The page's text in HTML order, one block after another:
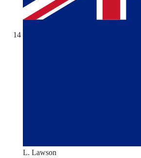
14
L. Lawson